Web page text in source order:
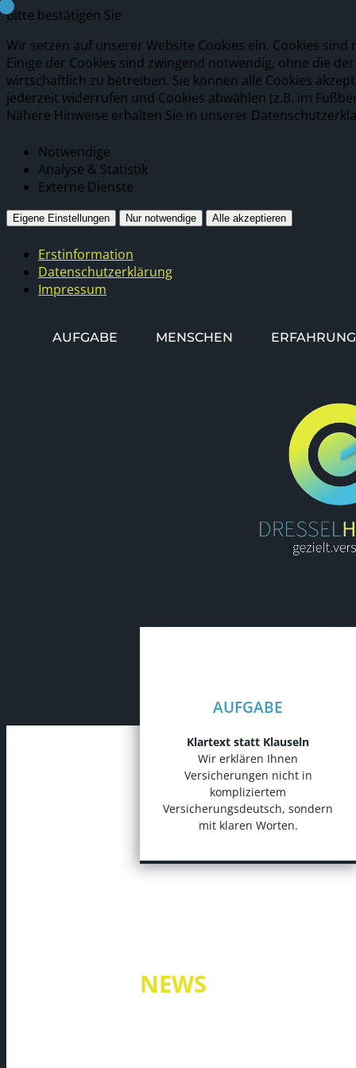
Bitte bestätigen Sie
Wir setzen auf unserer Website Cookies ein. Cookies
Einige der Cookies sind zwingend notwendig, ohne die
wirtschaftlich zu betreiben. Sie können alle Cookies
jederzeit widerrufen und Cookies abwählen (z.B. im
Nähere Hinweise erhalten Sie in unserer
Notwendige
Analyse & Statistik
Externe Dienste
Eigene Einstellungen Nur notwendige Alle akzeptieren
Erstinformation
Datenschutzerklärung
Impressum
AUFGABE MENSCHEN ERFAHRUNG
AUFGABE
Klartext statt Klauseln
Wir erklären Ihnen
Versicherungen nicht in
kompliziertem
Versicherungsdeutsch, sondern
mit klaren Worten.
NEWS